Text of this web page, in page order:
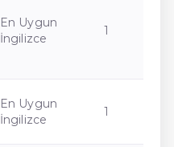
En Uygun
İngilizce
1
En Uygun
İngilizce
1